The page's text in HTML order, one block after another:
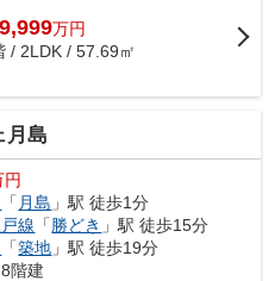
9,999万円
/ 2LDK / 57.69㎡
月島
円
「 月島 」駅 徒歩1分
線 「勝どき 」駅 徒歩15分
「築地 」駅 徒歩19分
階建